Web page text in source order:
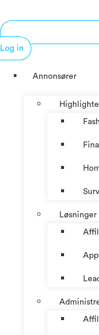
Log in
Annonsører
Løsninger